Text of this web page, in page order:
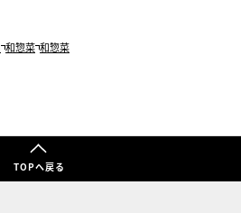
和惣菜 和惣菜
TOPへ戻る